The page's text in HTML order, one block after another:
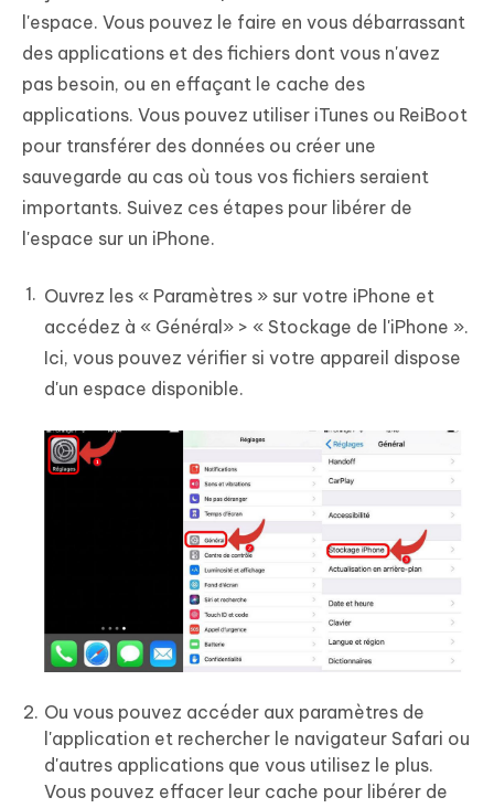
l'espace. Vous pouvez le faire en vous débarrassant
des applications et des fichiers dont vous n'avez
pas besoin, ou en effaçant le cache des
applications. Vous pouvez utiliser iTunes ou ReiBoot
pour transférer des données ou créer une
sauvegarde au cas où tous vos fichiers seraient
importants. Suivez ces étapes pour libérer de
l'espace sur un iPhone.
Ouvrez les « Paramètres » sur votre iPhone et
accédez à « Général» > « Stockage de l'iPhone ».
Ici, vous pouvez vérifier si votre appareil dispose
d'un espace disponible.
Ou vous pouvez accéder aux paramètres de
l'application et rechercher le navigateur Safari ou
d'autres applications que vous utilisez le plus.
Vous pouvez effacer leur cache pour libérer de